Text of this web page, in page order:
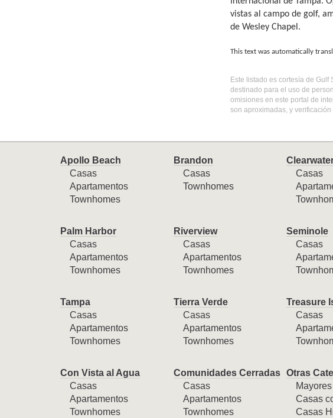
vistas al campo de golf,
de Wesley Chapel.
This text was automatically
Este listado es cortesía de
destinado para el uso de
omisiones en este portal de
son aproximadas, y
Apollo Beach
Casas
Apartamentos
Townhomes
Brandon
Casas
Townhomes
Casas
Palm Harbor
Casas
Apartamentos
Townhomes
Riverview
Casas
Apartamentos
Townhomes
Seminole
Casas
Tampa
Casas
Apartamentos
Townhomes
Tierra Verde
Casas
Apartamentos
Townhomes
Treasure
Casas
Con Vista al Agua
Casas
Apartamentos
Townhomes
Comunidades Cerradas
Casas
Apartamentos
Townhomes
Otras
Casas
Casas